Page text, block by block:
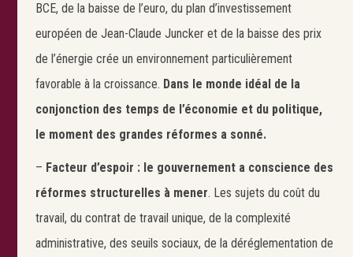
BCE, de la baisse de l’euro, du plan d’investissement
européen de Jean-Claude Juncker et de la baisse des prix
de l’énergie crée un environnement particulièrement
favorable à la croissance. Dans le monde idéal de la
conjonction des temps de l’économie et du politique,
le moment des grandes réformes a sonné.
– Facteur d’espoir : le gouvernement a conscience des
réformes structurelles à mener. Les sujets du coût du
travail, du contrat de travail unique, de la complexité
administrative, des seuils sociaux, de la déréglementation de